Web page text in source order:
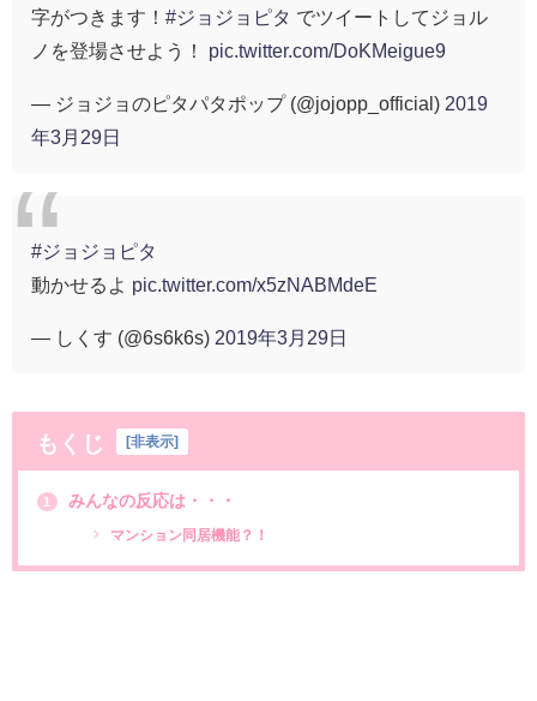
字がつきます！ #ジョジョピタ でツイートしてジョル
ノを登場させよう！ pic.twitter.com/DoKMeigue9
— ジョジョのピタパタポップ (@jojopp_official) 2019
年3月29日
#ジョジョピタ
動かせるよ pic.twitter.com/x5zNABMdeE
— しくす (@6s6k6s) 2019年3月29日
もくじ [非表示]
1 みんなの反応は・・・
マンション同居機能？！